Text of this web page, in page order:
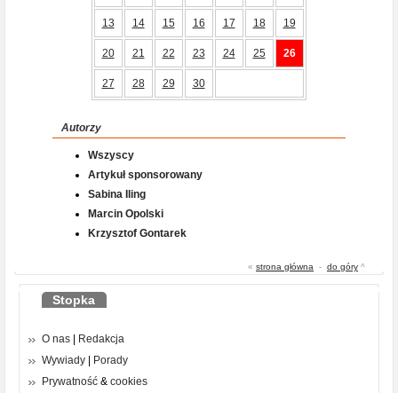
13 14 15 16 17 18 19
20 21 22 23 24 25 26
27 28 29 30
Autorzy
Wszyscy
Artykuł sponsorowany
Sabina Iling
Marcin Opolski
Krzysztof Gontarek
« strona główna - do góry ^
Stopka
O nas
Redakcja
Wywiady
Porady
Prywatność & cookies